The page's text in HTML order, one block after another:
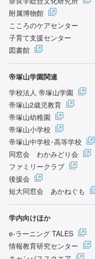
附属博物館
こころのケアセンター
子育て支援センター
図書館
帝塚山学園関連
学校法人 帝塚山学園
帝塚山2歳児教育
帝塚山幼稚園
帝塚山小学校
帝塚山中学校･高等学校
同窓会 わかみどり会
ファミリークラブ
後援会
短大同窓会 あかねぐも
学内向けほか
e-ラーニング TALES
情報教育研究センター